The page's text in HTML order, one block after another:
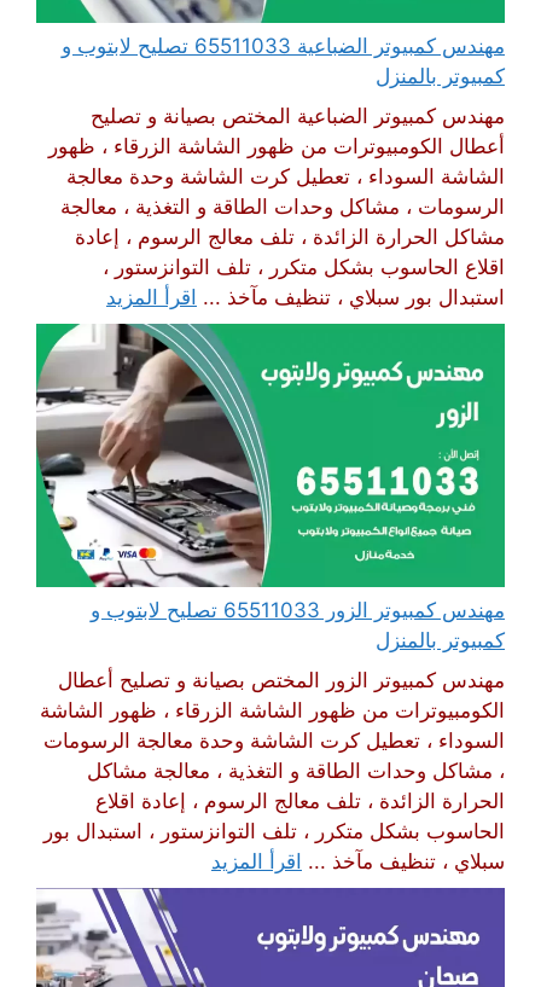
مهندس كمبيوتر الضباعية 65511033 تصليح لابتوب و
كمبيوتر بالمنزل
مهندس كمبيوتر الضباعية المختص بصيانة و تصليح
أعطال الكومبيوترات من ظهور الشاشة الزرقاء ، ظهور
الشاشة السوداء ، تعطيل كرت الشاشة وحدة معالجة
الرسومات ، مشاكل وحدات الطاقة و التغذية ، معالجة
مشاكل الحرارة الزائدة ، تلف معالج الرسوم ، إعادة
اقلاع الحاسوب بشكل متكرر ، تلف التوانزستور ،
استبدال بور سبلاي ، تنظيف مآخذ ... اقرأ المزيد
مهندس كمبيوتر الزور 65511033 تصليح لابتوب و
كمبيوتر بالمنزل
مهندس كمبيوتر الزور المختص بصيانة و تصليح أعطال
الكومبيوترات من ظهور الشاشة الزرقاء ، ظهور الشاشة
السوداء ، تعطيل كرت الشاشة وحدة معالجة الرسومات
، مشاكل وحدات الطاقة و التغذية ، معالجة مشاكل
الحرارة الزائدة ، تلف معالج الرسوم ، إعادة اقلاع
الحاسوب بشكل متكرر ، تلف التوانزستور ، استبدال بور
سبلاي ، تنظيف مآخذ ... اقرأ المزيد